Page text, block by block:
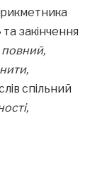
закінчення
повний,
спільний